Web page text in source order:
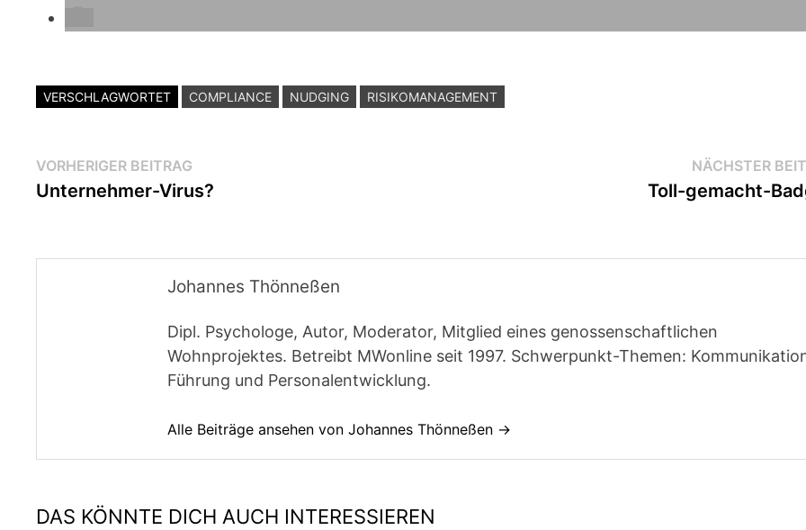
VERSCHLAGWORTET COMPLIANCE NUDGING RISIKOMANAGEMENT
Beitragsnavigation
VORHERIGER BEITRAG
Beitrag:
Unternehmer-Virus?
NÄCHSTER
Toll-gemacht-
Johannes Thönneßen
Dipl. Psychologe, Autor, Moderator, Mitglied eines genossenschaftlichen
Wohnprojektes. Betreibt MWonline seit 1997. Schwerpunkt-Themen:
Führung und Personalentwicklung.
Alle Beiträge ansehen von Johannes Thönneßen →
DAS KÖNNTE DICH AUCH INTERESSIEREN